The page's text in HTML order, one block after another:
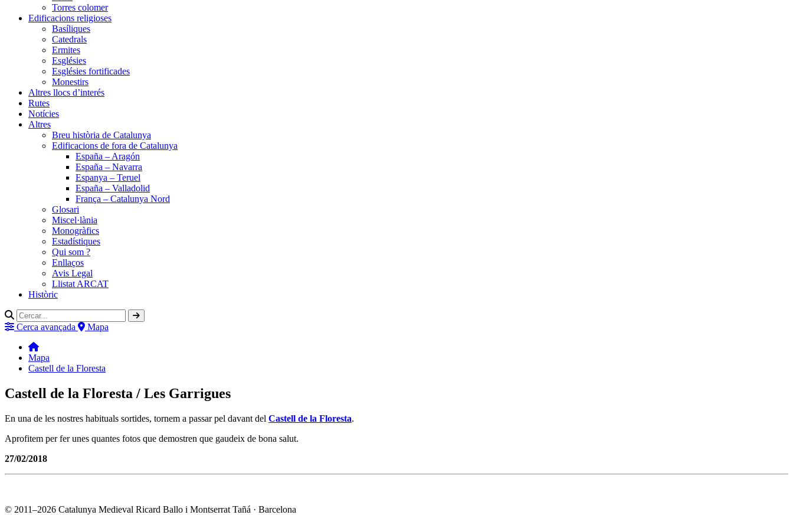
Torres colomer
Edificacions religioses
Basíliques
Catedrals
Ermites
Esglésies
Esglésies fortificades
Monestirs
Altres llocs d’interés
Rutes
Notícies
Altres
Breu història de Catalunya
Edificacions de fora de Catalunya
España – Aragón
España – Navarra
Espanya – Teruel
España – Valladolid
França – Catalunya Nord
Glosari
Miscel·lània
Monogràfics
Estadístiques
Qui som ?
Enllaços
Avis Legal
Llistat ARCAT
Històric
Cerca avançada Mapa
Mapa
Castell de la Floresta
Castell de la Floresta / Les Garrigues
En una de les nostres habituals sortides, tornem a passar pel davant del Castell de la Floresta.
Aprofitem per fer unes quantes fotos que demostren que gaudeix de bona salut.
27/02/2018
© 2011–2026 Catalunya Medieval Ricard Ballo i Montserrat Tañá · Barcelona